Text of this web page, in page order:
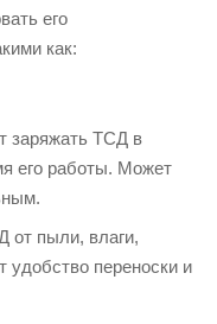
его
как:
заряжать ТСД в
его работы. Может
от пыли, влаги,
удобство переноски и